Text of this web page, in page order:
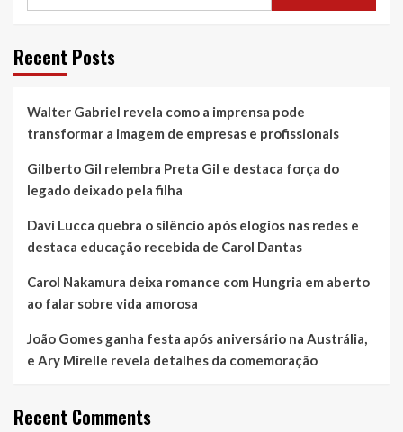
Recent Posts
Walter Gabriel revela como a imprensa pode
transformar a imagem de empresas e profissionais
Gilberto Gil relembra Preta Gil e destaca força do
legado deixado pela filha
Davi Lucca quebra o silêncio após elogios nas redes e
destaca educação recebida de Carol Dantas
Carol Nakamura deixa romance com Hungria em aberto
ao falar sobre vida amorosa
João Gomes ganha festa após aniversário na Austrália,
e Ary Mirelle revela detalhes da comemoração
Recent Comments